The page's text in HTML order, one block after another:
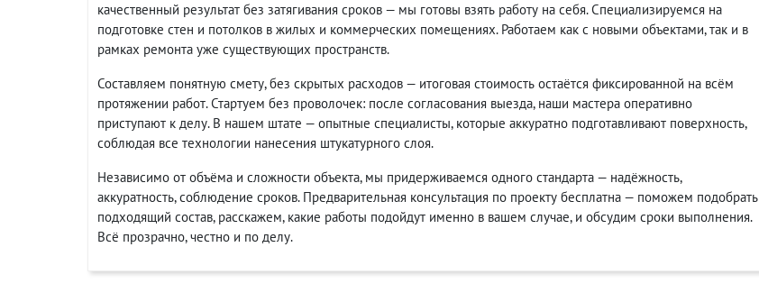
качественный результат без затягивания сроков — мы готовы взять работу на себя. Специализируемся на
подготовке стен и потолков в жилых и коммерческих помещениях. Работаем как с новыми объектами, так и в
рамках ремонта уже существующих пространств.
Составляем понятную смету, без скрытых расходов — итоговая стоимость остаётся фиксированной на всём
протяжении работ. Стартуем без проволочек: после согласования выезда, наши мастера оперативно
приступают к делу. В нашем штате — опытные специалисты, которые аккуратно подготавливают поверхность,
соблюдая все технологии нанесения штукатурного слоя.
Независимо от объёма и сложности объекта, мы придерживаемся одного стандарта — надёжность,
аккуратность, соблюдение сроков. Предварительная консультация по проекту бесплатна — поможем подобрать
подходящий состав, расскажем, какие работы подойдут именно в вашем случае, и обсудим сроки выполнения.
Всё прозрачно, честно и по делу.